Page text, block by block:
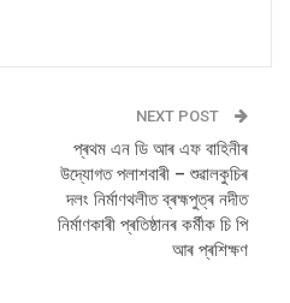
NEXT POST
প্ৰথম এন ডি আৰ এফ বাহিনীৰ
উদ্যোগত পলাশবাৰী – শুৱালকুচিৰ
দলং নিৰ্মাণথলীত ব্ৰহ্মপুত্ৰ নদীত
নিৰ্মাণকাৰী প্ৰতিষ্ঠানৰ কৰ্মীক চি পি
আৰ প্ৰশিক্ষণ